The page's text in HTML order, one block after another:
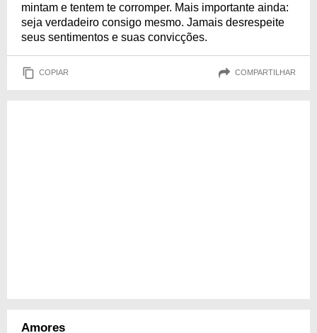
mintam e tentem te corromper. Mais importante ainda:
seja verdadeiro consigo mesmo. Jamais desrespeite
seus sentimentos e suas convicções.
COPIAR COMPARTILHAR
Amores